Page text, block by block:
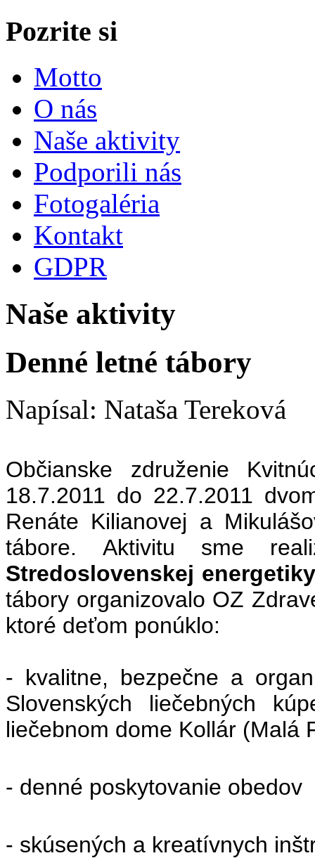
Pozrite si
Motto
O nás
Naše aktivity
Podporili nás
Fotogaléria
Kontakt
GDPR
Naše aktivity
Denné letné tábory
Napísal: Nataša Tereková
Občianske združenie
18.7.2011 do 22.7.2011
Renáte Kilianovej a
tábore. Aktivitu sme
Stredoslovenskej
tábory organizovalo OZ
ktoré deťom ponúklo:
- kvalitne, bezpečne a
Slovenských liečebných
liečebnom dome Kollár (Malá
- denné poskytovanie obedov
- skúsených a kreatívnych